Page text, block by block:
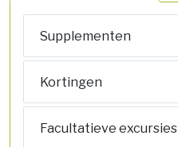
Supplementen
Kortingen
Facultatieve excursies